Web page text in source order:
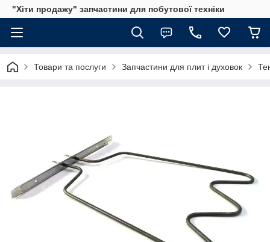
"Хіти продажу" запчастини для побутової техніки
Товари та послуги Запчастини для плит і духовок